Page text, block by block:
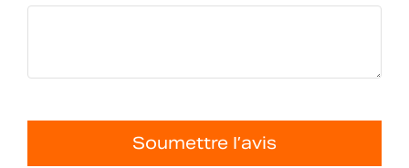
Soumettre l’avis